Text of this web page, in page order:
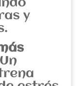
y